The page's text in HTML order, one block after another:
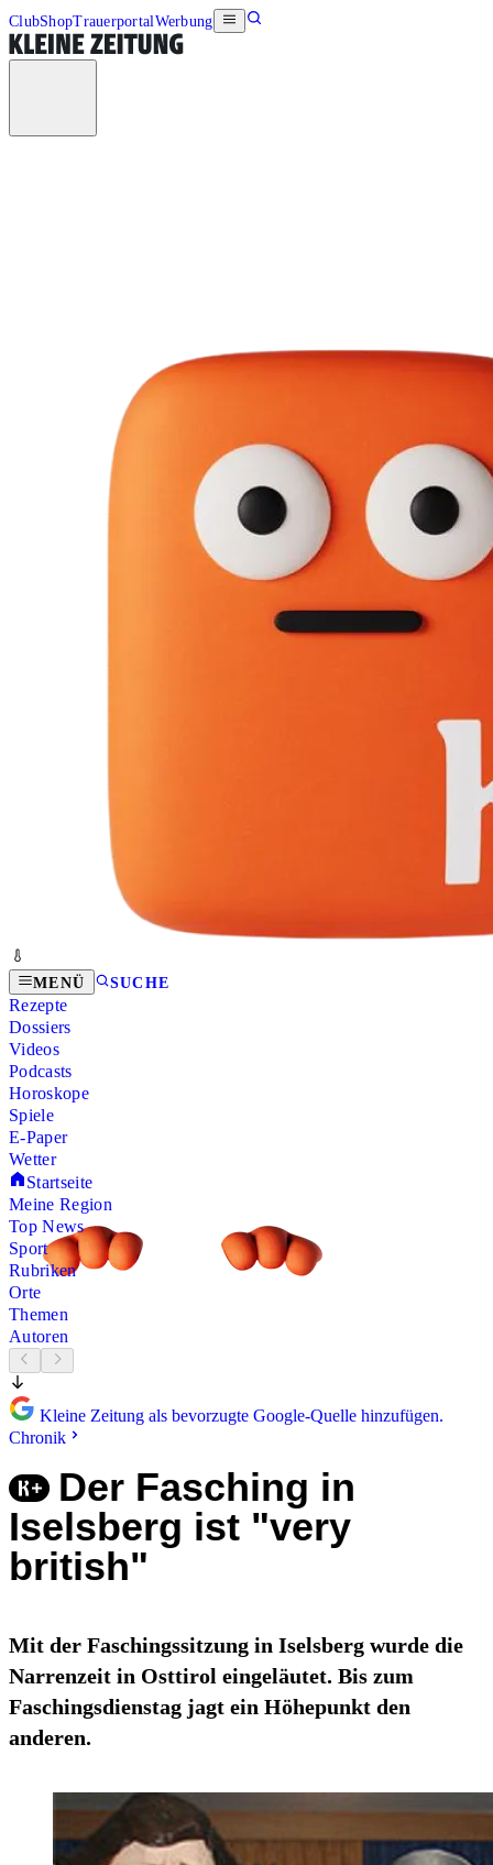
ClubShopTrauerportalWerbung
MENÜ SUCHE
Rezepte
Dossiers
Videos
Podcasts
Horoskope
Spiele
E-Paper
Wetter
Startseite
Meine Region
Top News
Sport
Rubriken
Orte
Themen
Autoren
Kleine Zeitung als bevorzugte Google-Quelle hinzufügen.
Chronik
Der Fasching in
Iselsberg ist "very
british"
Mit der Faschingssitzung in Iselsberg wurde die
Narrenzeit in Osttirol eingeläutet. Bis zum
Faschingsdienstag jagt ein Höhepunkt den
anderen.